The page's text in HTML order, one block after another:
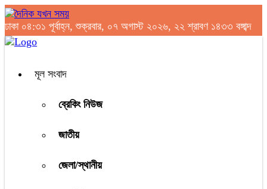
ঢাকা ০৪:৩১ পূর্বাহ্ন, শুক্রবার, ০৭ অগাস্ট ২০২৬, ২২ শ্রাবণ ১৪৩৩ বঙ্গাব্দ
মূল সংবাদ
ব্রেকিং নিউজ
জাতীয়
জেলা/স্থানীয়